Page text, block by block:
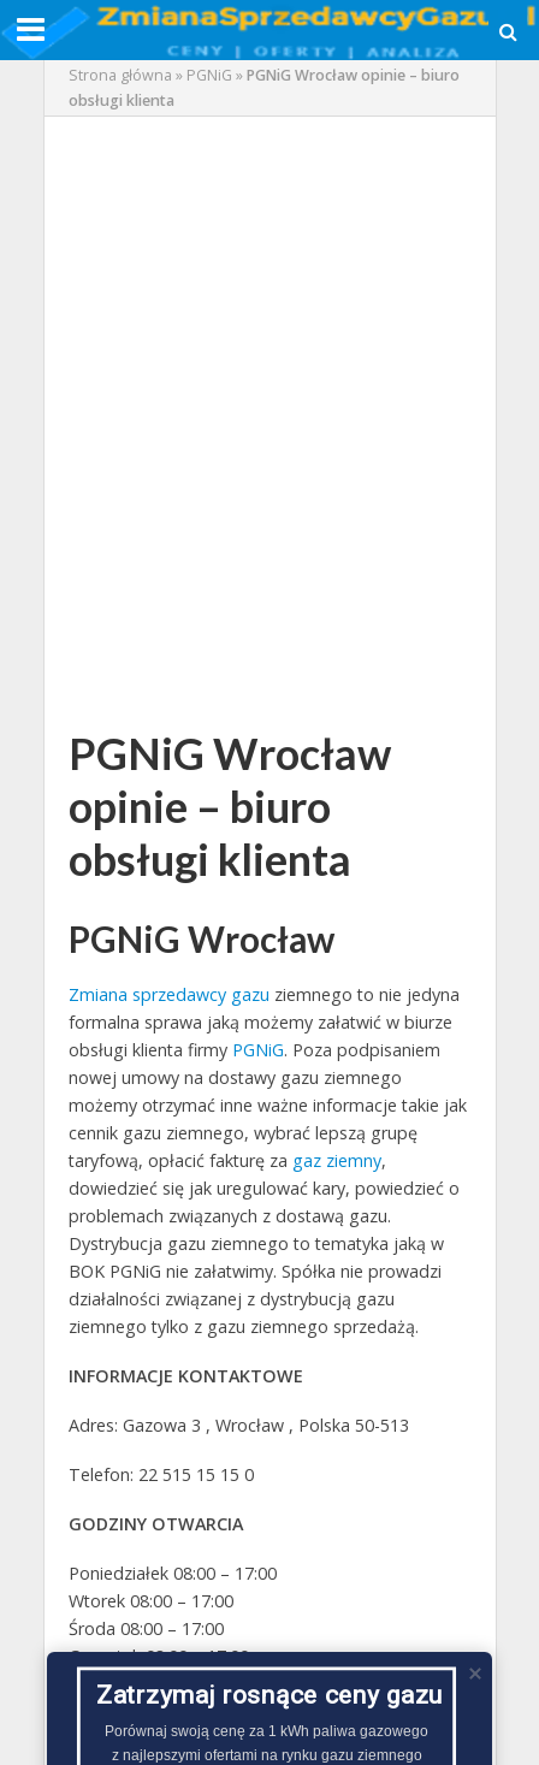
Strona główna » PGNiG »PGNiG Wrocław opinie – biuro
obsługi klienta
PGNiG Wrocław
opinie – biuro
obsługi klienta
PGNiG Wrocław
Zmiana sprzedawcy gazu ziemnego to nie jedyna
formalna sprawa jaką możemy załatwić w biurze
obsługi klienta firmy PGNiG. Poza podpisaniem
nowej umowy na dostawy gazu ziemnego
możemy otrzymać inne ważne informacje takie jak
cennik gazu ziemnego, wybrać lepszą grupę
taryfową, opłacić fakturę za gaz ziemny,
dowiedzieć się jak uregulować kary, powiedzieć o
problemach związanych z dostawą gazu.
Dystrybucja gazu ziemnego to tematyka jaką w
BOK PGNiG nie załatwimy. Spółka nie prowadzi
działalności związanej z dystrybucją gazu
ziemnego tylko z gazu ziemnego sprzedażą.
INFORMACJE KONTAKTOWE
Adres: Gazowa 3 , Wrocław , Polska 50-513
Telefon: 22 515 15 15 0
GODZINY OTWARCIA
Poniedziałek 08:00 – 17:00
Wtorek 08:00 – 17:00
Środa 08:00 – 17:00
Czwartek 08:00 – 17:00
Piątek 08:00 – 17:00
Sobota Zamknięte
Niedziela Zamknięte
Zatrzymaj rosnące ceny gazu
Porównaj swoją cenę za 1 kWh paliwa gazowego
z najlepszymi ofertami na rynku gazu ziemnego